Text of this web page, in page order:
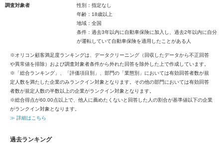
調査対象者
性別：指定なし
年齢：18歳以上
地域：全国
条件：過去3年以内に自動車保険に加入し、過去2年以内に自分
が運転していて自動車保険を適用したことがある人
※オリコン顧客満足度ランキングは、データクリーニング（回収したデータから不正回答
や異常値を排除）および調査対象者条件から外れた回答を除外した上で作成しています。
※「総合ランキング」、「評価項目別」、部門の「業態別」においては有効回答者数が規
定人数を満たした企業のみランクイン対象となります。その他の部門においては有効回答
者数が規定人数の半数以上の企業がランクイン対象となります。
※総合得点が60.00点以上で、他人に薦めたくないと回答した人の割合が基準値以下の企業
がランクイン対象となります。
≫ 詳細はこちら
過去ランキング